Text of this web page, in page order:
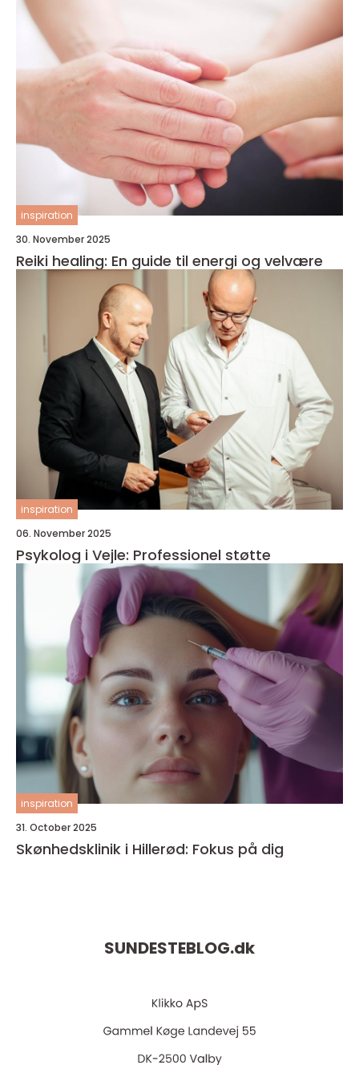
inspiration
30. November 2025
Reiki healing: En guide til energi og velvære
inspiration
06. November 2025
Psykolog i Vejle: Professionel støtte
inspiration
31. October 2025
Skønhedsklinik i Hillerød: Fokus på dig
SUNDESTEBLOG.dk